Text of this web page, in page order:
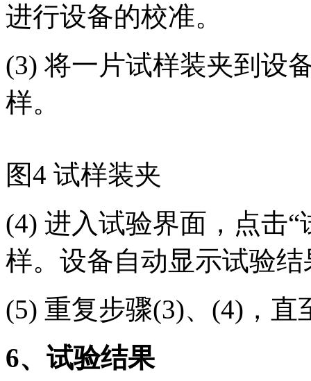
进行设备的校准。
(3) 将一片试样装夹到设
样。
图4 试样装夹
(4) 进入试验界面，点击
样。设备自动显示试验结
(5) 重复步骤(3)、(4)，
6、试验结果